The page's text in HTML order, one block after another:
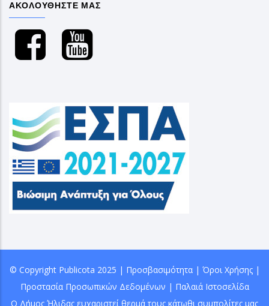
ΑΚΟΛΟΥΘΗΣΤΕ ΜΑΣ
© Copyright Publicota 2025 | Προσβασιμότητα| Όροι Χρήσης|
Προστασία Προσωπικών Δεδομένων | Παλαιά Ιστοσελίδα
Ο Δήμος Ήλιδας ευχαριστεί θερμά τους κάτωθι συμπολίτες μας